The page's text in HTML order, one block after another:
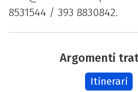
8531544 / 393 8830842.
Argomenti
Itinerari